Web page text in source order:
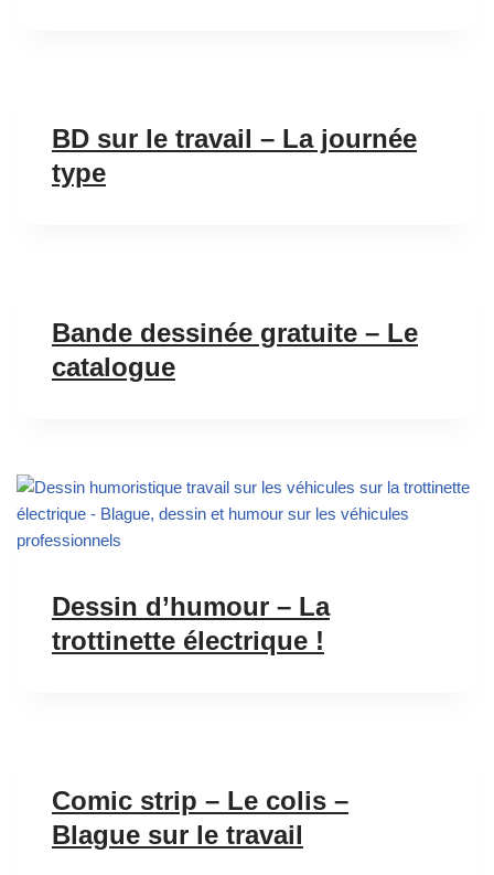
BD sur le travail – La journée
type
Bande dessinée gratuite – Le
catalogue
Dessin d’humour – La
trottinette électrique !
Comic strip – Le colis –
Blague sur le travail